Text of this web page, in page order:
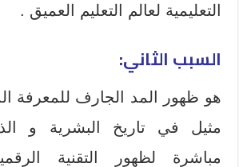
التعليمية لعالم التعليم العميق .
السبب الثاني:
هو ظهور المد الجارف للمعرفة
مثيل في تاريخ البشرية و
مباشرة لظهور التقنية